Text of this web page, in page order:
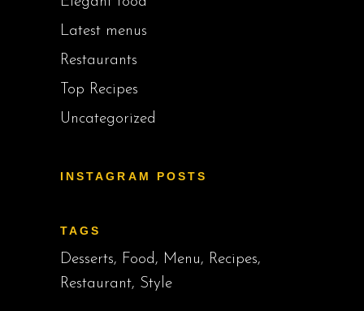
Latest menus
Restaurants
Top Recipes
Uncategorized
INSTAGRAM POSTS
TAGS
Desserts Food Menu
Recipes
Restaurant Style